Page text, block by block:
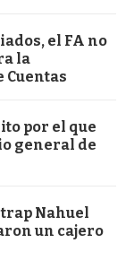
el FA no
la
Cuentas
por el que
general de
Nahuel
un cajero